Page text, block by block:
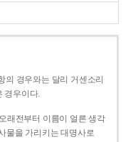
의 경우와는 달리 거센소리
경우이다.
래전부터 이름이 얼른 생각
물을 가리키는 대명사로